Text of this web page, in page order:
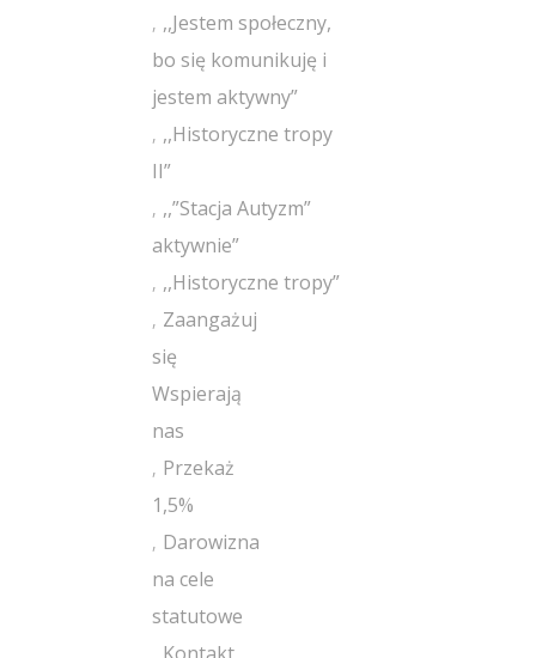
,,Jestem społeczny,
bo się komunikuję i
jestem aktywny”
,,Historyczne tropy
II”
,,”Stacja Autyzm”
aktywnie”
,,Historyczne tropy”
Zaangażuj
się
Wspierają
nas
Przekaż
1,5%
Darowizna
na cele
statutowe